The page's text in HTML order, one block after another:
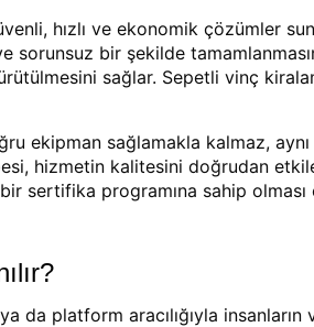
hızlı ve ekonomik çözümler
sorunsuz bir şekilde
sağlar. Sepetli vinç
ekipman sağlamakla kalmaz,
hizmetin kalitesini doğrudan
sertifika programına sahip olması
da platform aracılığıyla